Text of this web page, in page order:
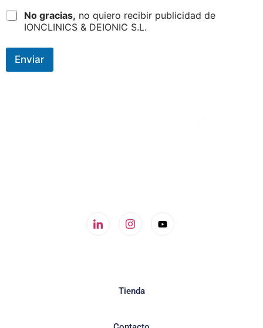
No gracias, no quiero recibir publicidad de
IONCLINICS & DEIONIC S.L.
Enviar
Tienda